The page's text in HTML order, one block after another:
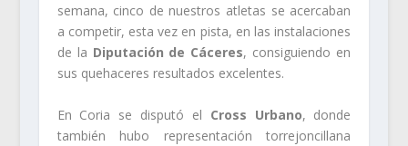
semana, cinco de nuestros atletas se acercaban
a competir, esta vez en pista, en las instalaciones
de la Diputación de Cáceres, consiguiendo en
sus quehaceres resultados excelentes.
En Coria se disputó el Cross Urbano, donde
también hubo representación torrejoncillana